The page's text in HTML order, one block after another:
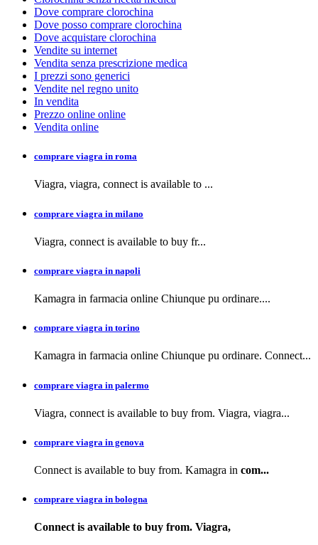
Dove comprare clorochina
Dove posso comprare clorochina
Dove acquistare clorochina
Vendite su internet
Vendita senza prescrizione medica
I prezzi sono generici
Vendite nel regno unito
In vendita
Prezzo online online
Vendita online
comprare viagra in roma
Viagra, viagra, connect is available to ...
comprare viagra in milano
Viagra, connect is available to buy fr...
comprare viagra in napoli
Kamagra in farmacia online Chiunque pu ordinare....
comprare viagra in torino
Kamagra in farmacia online Chiunque pu ordinare. Connect...
comprare viagra in palermo
Viagra, connect is available to buy from. Viagra, viagra...
comprare viagra in genova
Connect is available to buy from. Kamagra in com...
comprare viagra in bologna
Connect is available to buy from. Viagra,